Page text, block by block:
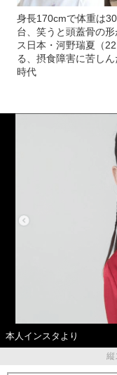
身長170cmで体重は
台、笑うと頭蓋骨の
ス日本・河野瑞夏（
る、摂食障害に苦し
時代
本人インスタより
縦